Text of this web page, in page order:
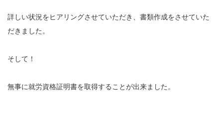
詳しい状況をヒアリングさせていただき、書類作成をさせていた
だきました。
そして！
無事に就労資格証明書を取得することが出来ました。